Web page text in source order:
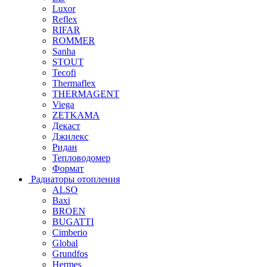
Luxor
Reflex
RIFAR
ROMMER
Sanha
STOUT
Tecofi
Thermaflex
THERMAGENT
Viega
ZETKAMA
Декаст
Джилекс
Ридан
Тепловодомер
Формат
Радиаторы отопления
ALSO
Baxi
BROEN
BUGATTI
Cimberio
Global
Grundfos
Hermes